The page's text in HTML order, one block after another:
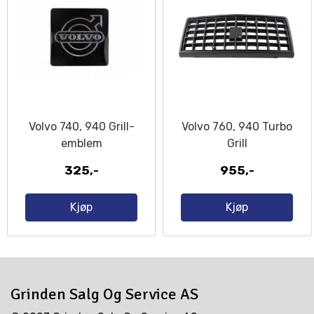
Volvo 740, 940 Grill-
emblem
325,-
Kjøp
Volvo 760, 940 Turbo
Grill
955,-
Kjøp
Grinden Salg Og Service AS